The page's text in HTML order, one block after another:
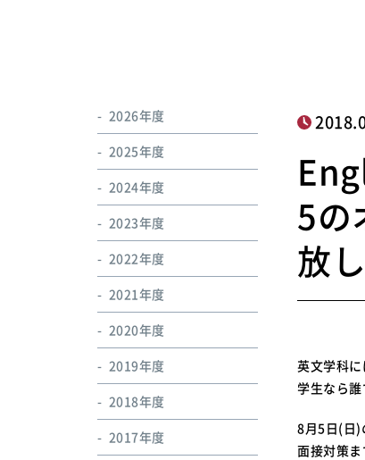
5の
放
英文学科
学生なら
8月5日(日)
面接対策ま
2026年度
2025年度
2024年度
2023年度
2022年度
2021年度
2020年度
2019年度
2018年度
2017年度